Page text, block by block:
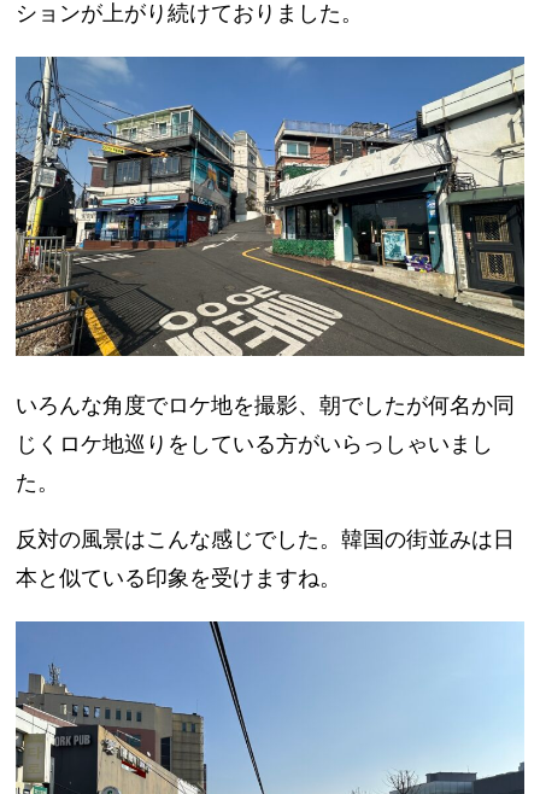
ションが上がり続けておりました。
いろんな角度でロケ地を撮影、朝でしたが何名か同
じくロケ地巡りをしている方がいらっしゃいまし
た。
反対の風景はこんな感じでした。韓国の街並みは日
本と似ている印象を受けますね。